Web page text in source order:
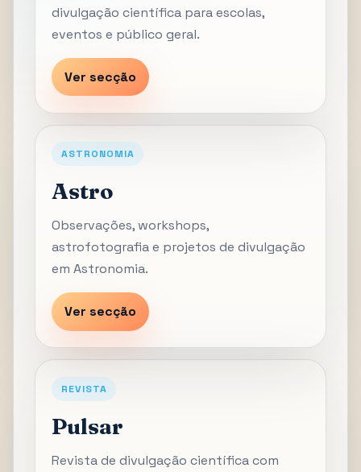
divulgação científica para escolas,
eventos e público geral.
Ver secção
ASTRONOMIA
Astro
Observações, workshops,
astrofotografia e projetos de divulgação
em Astronomia.
Ver secção
REVISTA
Pulsar
Revista de divulgação científica com